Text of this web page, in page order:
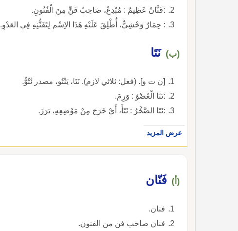
:فَنَّانٌ عَظِيمٌ : مُبْدِعٌ، صَاحِبُ فَنٍّ مِنَ الْفُنُونِ.
: حِمَارٌ وَحْشِيٌّ، أُطْلِقَ عَلَيْهِ هَذَا الاِسْم لِتَفَنُّنِهِ فِي العَدْوِ.
(ب) نَتَا
[ن ت و]. (فعل: ثلاثي لازم). نَتَا، يَنْتُو، مصدر نُتُوٌّ.
:نَتَا الْعُضْوُ : وَرِمَ.
:نَتَا الصَّخْرُ : نَتَأَ، أَيْ خَرَجَ مِنْ مَوْضِعِهِ، بَرَزَ.
عرض المزيد
(أ) فَنّان
فنان.
فنان صاحب فن من الفنون.